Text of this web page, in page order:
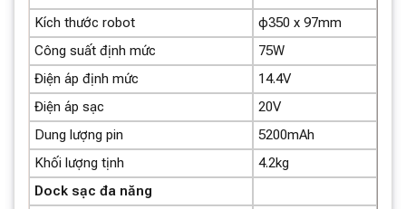
Robot hút bụi lau nhà Xiaomi Mijia M40
D110CN có gì nổi bật?
Kích thước robot
φ350 x 97mm
Công suất định mức
75W
Điện áp định mức
14.4V
Điện áp sạc
20V
Dung lượng pin
5200mAh
Khối lượng tịnh
4.2kg
Dock sạc đa năng